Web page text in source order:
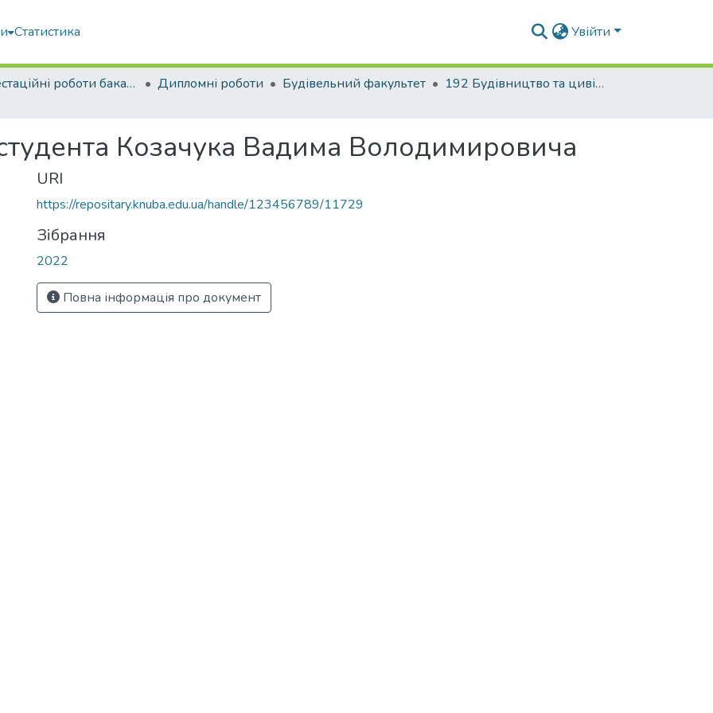
Статистика Увійти
Атестаційні роботи бакалаврів Дипломні роботи Будівельний факультет 192 Будівництво та цивільна інженерія. Промислове і цивільне будівництво
Козачука Вадима Володимировича
URI
https://repositary.knuba.edu.ua/handle/123456789/11729
Зібрання
2022
Повна інформація про документ